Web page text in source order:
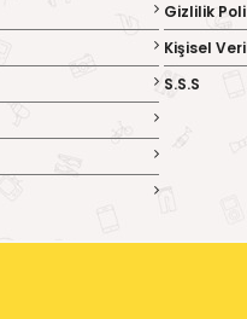
Gizlilik
Kişisel
S.S.S